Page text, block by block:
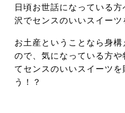
日頃お世話になっている
沢でセンスのいいスイーツ
お土産ということなら身
ので、気になっている方
てセンスのいいスイーツ
う！？